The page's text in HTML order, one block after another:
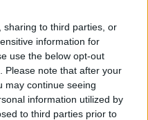
sharing to third parties, or
information for
use the below opt-out
Please note that after your
may continue seeing
information utilized by
to third parties prior to